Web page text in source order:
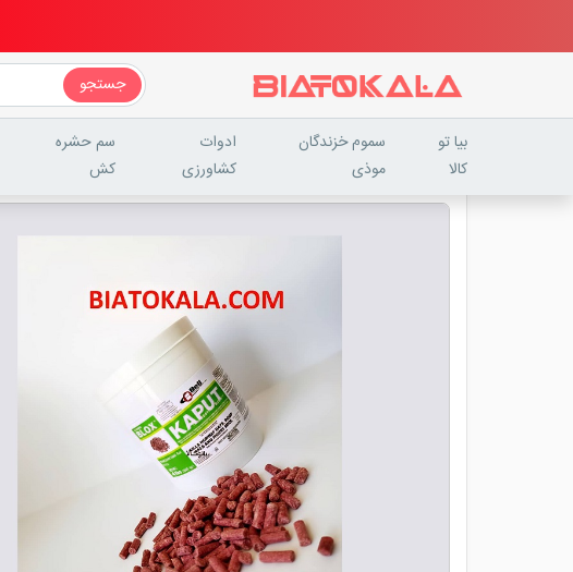
جستجو
بیا تو
کالا
سموم خزندگان
موذی
ادوات
کشاورزی
سم حشره
کش